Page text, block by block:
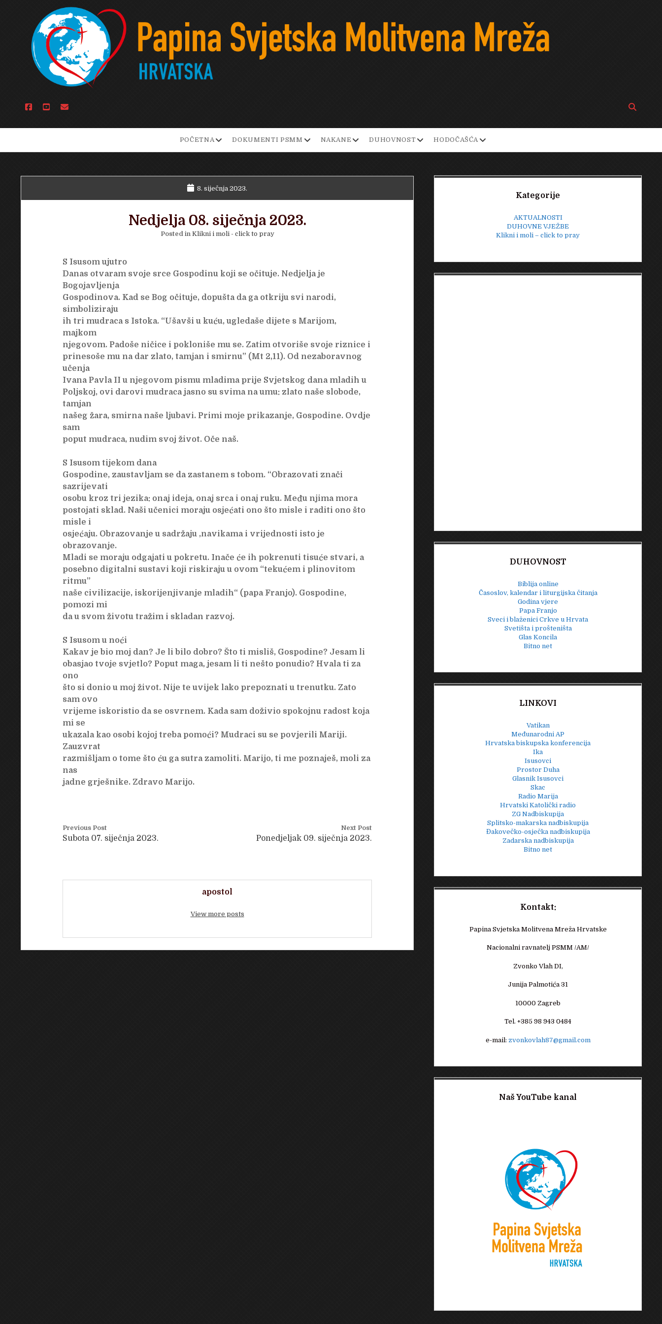
facebook
youtubeemail
Open
bar
POČETNAopen
menu
DOKUMENTI PSMM open
menu
NAKANE open
menu
DUHOVNOST open
menu
HODOČAŠĆA open
menu
8. siječnja 2023.
Nedjelja 08. siječnja 2023.
Posted in Klikni i moli - click to pray
S Isusom ujutro
Danas otvaram svoje srce Gospodinu koji se očituje. Nedjelja je
Bogojavljenja
Gospodinova. Kad se Bog očituje, dopušta da ga otkriju svi narodi,
simboliziraju
ih tri mudraca s Istoka. “Ušavši u kuću, ugledaše dijete s Marijom,
majkom
njegovom. Padoše ničice i pokloniše mu se. Zatim otvoriše svoje riznice i
prinesoše mu na dar zlato, tamjan i smirnu” (Mt 2,11). Od nezaboravnog
učenja
Ivana Pavla II u njegovom pismu mladima prije Svjetskog dana mladih u
Poljskoj, ovi darovi mudraca jasno su svima na umu: zlato naše slobode,
tamjan
našeg žara, smirna naše ljubavi. Primi moje prikazanje, Gospodine. Ovdje
sam
poput mudraca, nudim svoj život. Oče naš.
S Isusom tijekom dana
Gospodine, zaustavljam se da zastanem s tobom. “Obrazovati znači
sazrijevati
osobu kroz tri jezika: onaj ideja, onaj srca i onaj ruku. Među njima mora
postojati sklad. Naši učenici moraju osjećati ono što misle i raditi ono što
misle i
osjećaju. Obrazovanje u sadržaju ,navikama i vrijednosti isto je
obrazovanje.
Mladi se moraju odgajati u pokretu. Inače će ih pokrenuti tisuće stvari, a
posebno digitalni sustavi koji riskiraju u ovom “tekućem i plinovitom
ritmu”
naše civilizacije, iskorijenjivanje mladih“ (papa Franjo). Gospodine,
pomozi mi
da u svom životu tražim i skladan razvoj.
S Isusom u noći
Kakav je bio moj dan? Je li bilo dobro? Što ti misliš, Gospodine? Jesam li
obasjao tvoje svjetlo? Poput maga, jesam li ti nešto ponudio? Hvala ti za
ono
što si donio u moj život. Nije te uvijek lako prepoznati u trenutku. Zato
sam ovo
vrijeme iskoristio da se osvrnem. Kada sam doživio spokojnu radost koja
mi se
ukazala kao osobi kojoj treba pomoći? Mudraci su se povjerili Mariji.
Zauzvrat
razmišljam o tome što ću ga sutra zamoliti. Marijo, ti me poznaješ, moli za
nas
jadne grješnike. Zdravo Marijo.
Previous Post
Subota 07. siječnja 2023.
Next Post
Ponedjeljak 09. siječnja 2023.
apostol
View more posts
Sidebar
Kategorije
AKTUALNOSTI
DUHOVNE VJEŽBE
Klikni i moli – click to pray
DUHOVNOST
Biblija online
Časoslov, kalendar i liturgijska čitanja
Godina vjere
Papa Franjo
Sveci i blaženici Crkve u Hrvata
Svetišta i prošteništa
Glas Koncila
Bitno net
LINKOVI
Vatikan
Međunarodni AP
Hrvatska biskupska konferencija
Ika
Isusovci
Prostor Duha
Glasnik Isusovci
Skac
Radio Marija
Hrvatski Katolički radio
ZG Nadbiskupija
Splitsko-makarska nadbiskupija
Đakovečko-osječka nadbiskupija
Zadarska nadbiskupija
Bitno net
Kontakt:
Papina Svjetska Molitvena Mreža Hrvatske
Nacionalni ravnatelj PSMM /AM/
Zvonko Vlah DI,
Junija Palmotića 31
10000 Zagreb
Tel. +385 98 943 0484
e-mail: zvonkovlah87@gmail.com
Naš YouTube kanal